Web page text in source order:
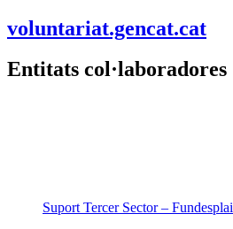
voluntariat.gencat.cat
Entitats col·laboradores
Suport Tercer Sector – Fundesplai